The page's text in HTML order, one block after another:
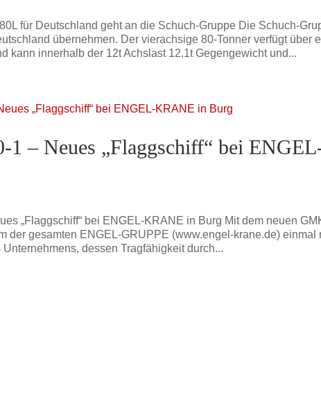
für Deutschland geht an die Schuch-Gruppe Die Schuch-
übernehmen. Der vierachsige 80-Tonner verfügt über
kann innerhalb der 12t Achslast 12,1t Gegengewicht und...
1 – Neues „Flaggschiff“ bei
„Flaggschiff“ bei ENGEL-KRANE in Burg Mit dem neuen
der gesamten ENGEL-GRUPPE (www.engel-krane.de)
dessen Tragfähigkeit durch...